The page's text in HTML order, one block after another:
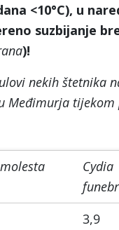
<10°C), u
suzbijanje
)!
nekih štetnika
Međimurja tijekom
Cydia
3,9